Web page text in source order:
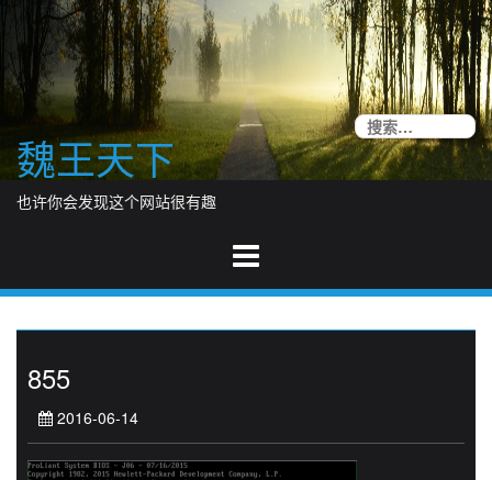
content
魏王天下
也许你会发现这个网站很有趣
搜
855
2016-06-14